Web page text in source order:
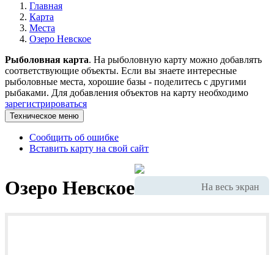
Главная
Карта
Места
Озеро Невское
Рыболовная карта. На рыболовную карту можно добавлять
соответствующие объекты. Если вы знаете интересные
рыболовные места, хорошие базы - поделитесь с другими
рыбаками. Для добавления объектов на карту необходимо
зарегистрироваться
Техническое меню
Сообщить об ошибке
Вставить карту на свой сайт
Озеро Невское На весь экран